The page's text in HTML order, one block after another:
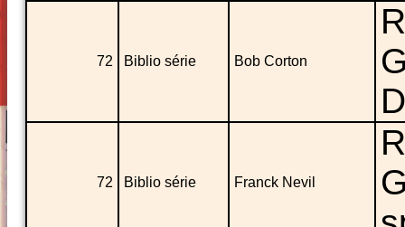
72 Biblio série Bob Corton
72 Biblio série Franck Nevil